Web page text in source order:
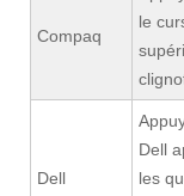
Compaq
le
Dell
Dell
les